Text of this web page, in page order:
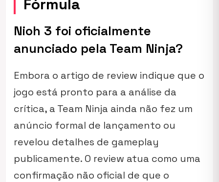
Fórmula
Nioh 3 foi oficialmente
anunciado pela Team Ninja?
Embora o artigo de review indique que o
jogo está pronto para a análise da
crítica, a Team Ninja ainda não fez um
anúncio formal de lançamento ou
revelou detalhes de gameplay
publicamente. O review atua como uma
confirmação não oficial de que o